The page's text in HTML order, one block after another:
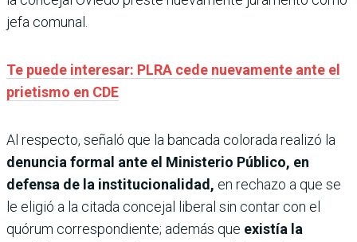
jefa comunal.
Te puede interesar: PLRA cede nuevamente ante el
prietismo en CDE
Al respecto, señaló que la bancada colorada realizó la
denuncia formal ante el Ministerio Público, en
defensa de la institucionalidad, en rechazo a que se
le eligió a la citada concejal liberal sin contar con el
quórum correspondiente; además que existía la